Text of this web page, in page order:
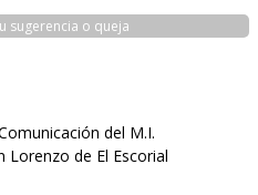
sugerencia o queja
del M.I.
Lorenzo de El Escorial